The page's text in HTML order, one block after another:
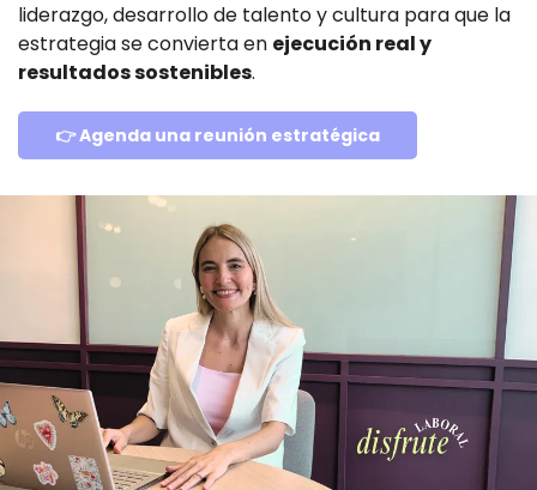
liderazgo, desarrollo de talento y cultura para que la
estrategia se convierta en ejecución real y
resultados sostenibles.
👉 Agenda una reunión estratégica